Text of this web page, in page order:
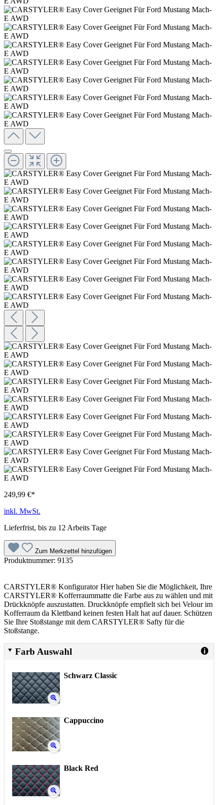
249,99 €*
inkl. MwSt.
Lieferfrist, bis zu 12 Arbeits Tage
Zum Merkzettel hinzufügen
Produktnummer: 9135
CARSTYLER® Konfigurator Hier haben Sie die Möglichkeit, Ihre
CARSTYLER® Kofferraummatte die Farbe aus zu wählen und mit
Drückknöpfe auszustatten. Druckknöpfe empfielt sich bei Velour im
Kofferraum da Klettband keinen festen Halt hat auf dauer. Schützen
Sie Ihre Stoßstange mit dem CARSTYLER® Safty für die
Stoßstange.
Farb Auswahl
Schwarz Classic
Cappuccino
Black Red